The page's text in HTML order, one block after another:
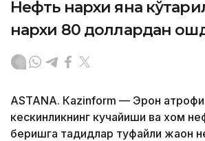
Нефть нархи яна
нархи 80 доллардан
ASTANА. Кazinform — Эрон
кескинликнинг кучайиши ва хом
беришга таҳдидлар туфайли жаҳон